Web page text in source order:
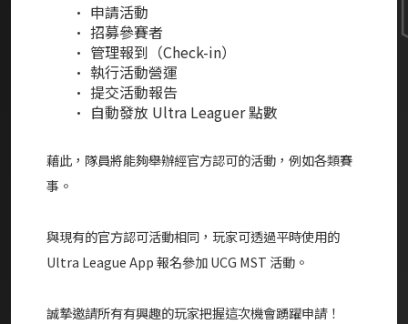
申請活動
招募參賽者
管理報到（Check-in）
執行活動營運
提交活動報告
自動發放 Ultra Leaguer 點數
藉此， 隊員將能夠舉辦經官方認可的活動，例如各類賽
事。
與現有的官方認可活動相同，玩家可透過平時使用的
Ultra League App 報名參加 UCG MST 活動。
誠摯邀請所有有興趣的玩家把握這次機會踴躍申請！